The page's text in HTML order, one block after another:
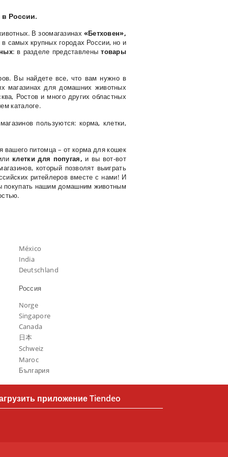
России.
В зоомагазинах «Бетховен»,
самых крупных городах России, но и
: в разделе представленытовары
Вы найдете все, что вам нужно в
магазинах для домашних животных
Ростов и много других областных
каталоге.
пользуются: корма, клетки,
вашего питомца – от корма для кошек
клетки для попугая, и вы вот-вот
который позволят выиграть
ритейлеров вместе с нами! И
покупать нашим домашним животным
México
India
Deutschland
Россия
Norge
Singapore
Canada
日本
Schweiz
Maroc
България
приложение Tiendeo